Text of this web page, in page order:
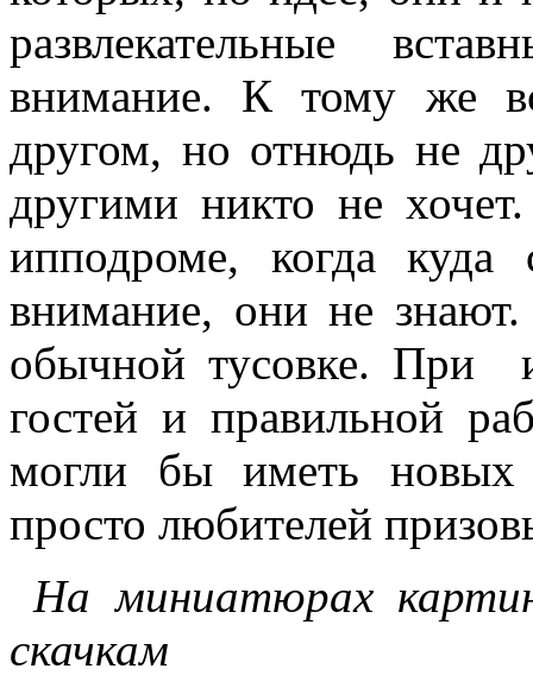
развлекательные
внимание. К тому же
другом, но отнюдь не
другими никто не
ипподроме, когда
внимание, они не
обычной тусовке. При
гостей и правильной
могли бы иметь новых
просто любителей
На миниатюрах
скачкам